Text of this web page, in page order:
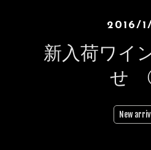
2016/
新入荷ワイ
せ
New